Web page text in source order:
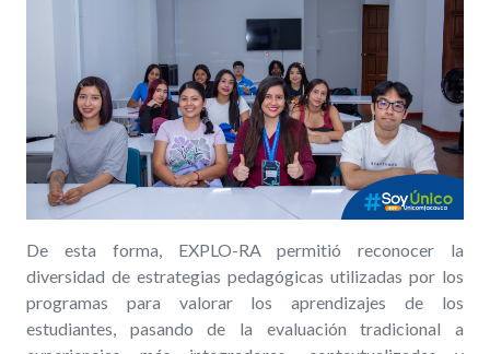
De esta forma, EXPLO-RA permitió reconocer la
diversidad de estrategias pedagógicas utilizadas por los
programas para valorar los aprendizajes de los
estudiantes, pasando de la evaluación tradicional a